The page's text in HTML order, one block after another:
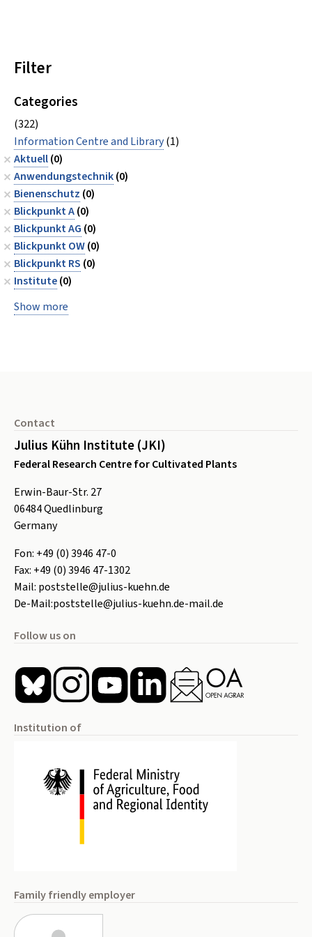
Filter
Categories
(322)
Information Centre and Library(1)
Aktuell(0)
Anwendungstechnik(0)
Bienenschutz (0)
Blickpunkt A(0)
Blickpunkt AG (0)
Blickpunkt OW(0)
Blickpunkt RS (0)
Institute(0)
Show more
Contact
Julius Kühn Institute (JKI)
Federal Research Centre for Cultivated Plants
Erwin-Baur-Str. 27
06484Quedlinburg
Germany
Fon: +49 (0) 3946 47-0
Fax: +49 (0) 3946 47-1302
Mail: poststelle@julius-kuehn.de
De-Mail:poststelle@julius-kuehn.de-mail.de
Follow us on
Institution of
Family friendly employer